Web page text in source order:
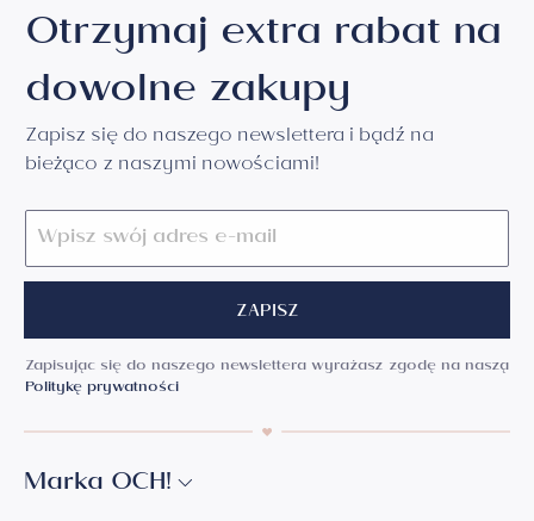
Otrzymaj extra rabat na
dowolne zakupy
Zapisz się do naszego newslettera i bądź na
bieżąco z naszymi nowościami!
ZAPISZ
Zapisując się do naszego newslettera wyrażasz zgodę na naszą
Politykę prywatności
Marka OCH!